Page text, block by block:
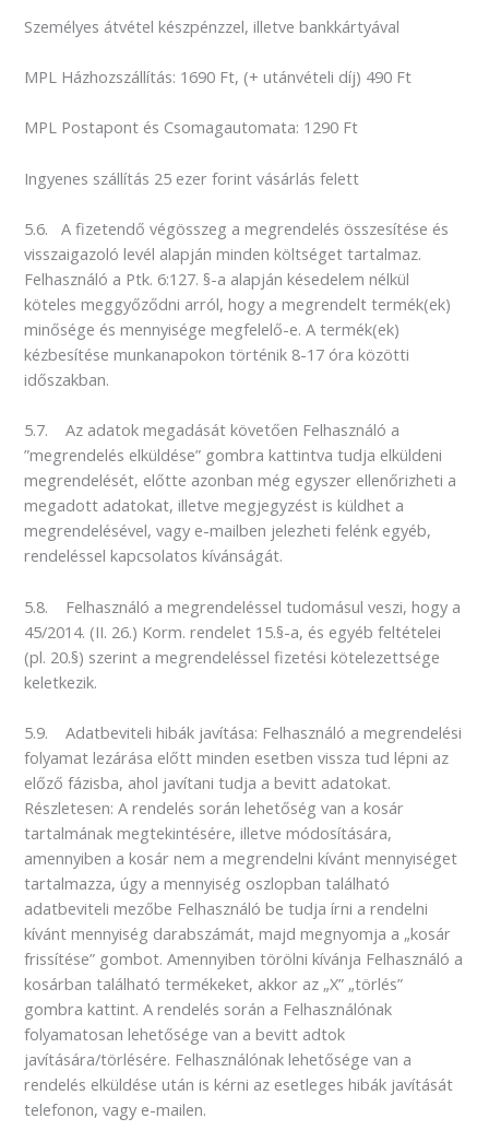
Személyes átvétel készpénzzel, illetve bankkártyával
MPL Házhozszállítás: 1690 Ft, (+ utánvételi díj) 490 Ft
MPL Postapont és Csomagautomata: 1290 Ft
Ingyenes szállítás 25 ezer forint vásárlás felett
5.6. A fizetendő végösszeg a megrendelés összesítése és
visszaigazoló levél alapján minden költséget tartalmaz.
Felhasználó a Ptk. 6:127. §-a alapján késedelem nélkül
köteles meggyőződni arról, hogy a megrendelt termék(ek)
minősége és mennyisége megfelelő-e. A termék(ek)
kézbesítése munkanapokon történik 8-17 óra közötti
időszakban.
5.7. Az adatok megadását követően Felhasználó a
”megrendelés elküldése” gombra kattintva tudja elküldeni
megrendelését, előtte azonban még egyszer ellenőrizheti a
megadott adatokat, illetve megjegyzést is küldhet a
megrendelésével, vagy e-mailben jelezheti felénk egyéb,
rendeléssel kapcsolatos kívánságát.
5.8. Felhasználó a megrendeléssel tudomásul veszi, hogy a
45/2014. (II. 26.) Korm. rendelet 15.§-a, és egyéb feltételei
(pl. 20.§) szerint a megrendeléssel fizetési kötelezettsége
keletkezik.
5.9. Adatbeviteli hibák javítása: Felhasználó a megrendelési
folyamat lezárása előtt minden esetben vissza tud lépni az
előző fázisba, ahol javítani tudja a bevitt adatokat.
Részletesen: A rendelés során lehetőség van a kosár
tartalmának megtekintésére, illetve módosítására,
amennyiben a kosár nem a megrendelni kívánt mennyiséget
tartalmazza, úgy a mennyiség oszlopban található
adatbeviteli mezőbe Felhasználó be tudja írni a rendelni
kívánt mennyiség darabszámát, majd megnyomja a „kosár
frissítése” gombot. Amennyiben törölni kívánja Felhasználó a
kosárban található termékeket, akkor az „X” „törlés”
gombra kattint. A rendelés során a Felhasználónak
folyamatosan lehetősége van a bevitt adtok
javítására/törlésére. Felhasználónak lehetősége van a
rendelés elküldése után is kérni az esetleges hibák javítását
telefonon, vagy e-mailen.